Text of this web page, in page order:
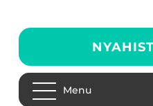
Menu